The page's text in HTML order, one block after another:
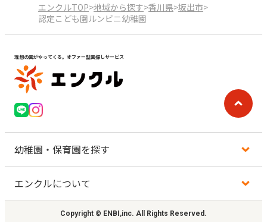
エンクルTOP>地域から探す>香川県>坂出市>
認定こども園ルンビニ幼稚園
理想の園がやってくる。オファー型園探しサービス
幼稚園・保育園を探す
エンクルについて
Copyright © ENBI,inc. All Rights Reserved.